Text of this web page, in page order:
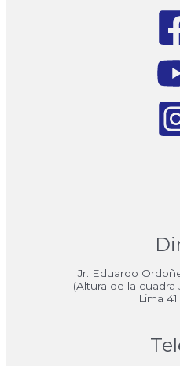
Jr. Eduardo
(Altura de la cuadra
Lima